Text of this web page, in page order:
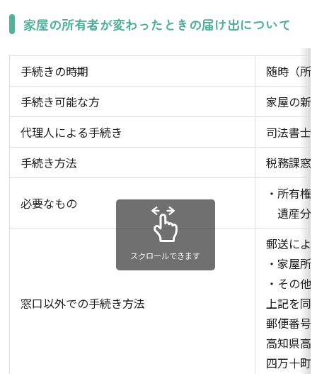
家屋の所有者が変わったときの届け出について
手続きの時期
随時（所
手続き可能な方
家屋の新
代理人による手続き
司法書士
手続き方法
税務課窓
必要なもの
・所有
遺産分
窓口以外での手続き方法
郵送によ
・家屋
・その
上記を同
郵便番号
高知県高
四万十町
スクロールできます